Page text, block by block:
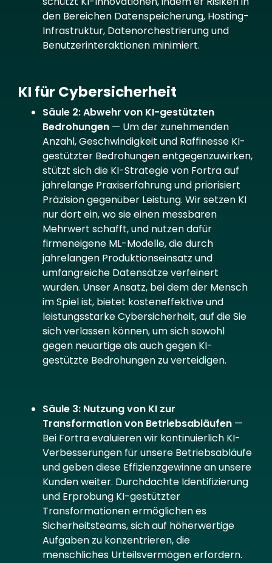
den Bereichen Datenspeicherung, Hosting-
Infrastruktur, Datenorchestrierung und
Benutzerinteraktionen minimiert.
KI für Cybersicherheit
Säule 2: Abwehr von KI-gestützten
Bedrohungen — Um der zunehmenden
Anzahl, Geschwindigkeit und Raffinesse KI-
gestützter Bedrohungen entgegenzuwirken,
stützt sich die KI-Strategie von Fortra auf
jahrelange Praxiserfahrung und priorisiert
Präzision gegenüber Leistung. Wir setzen KI
nur dort ein, wo sie einen messbaren
Mehrwert schafft, und nutzen dafür
firmeneigene ML-Modelle, die durch
jahrelangen Produktionseinsatz und
umfangreiche Datensätze verfeinert
wurden. Unser Ansatz, bei dem der Mensch
im Spiel ist, bietet kosteneffektive und
leistungsstarke Cybersicherheit, auf die Sie
sich verlassen können, um sich sowohl
gegen neuartige als auch gegen KI-
gestützte Bedrohungen zu verteidigen.
Säule 3: Nutzung von KI zur
Transformation von Betriebsabläufen —
Bei Fortra evaluieren wir kontinuierlich KI-
Verbesserungen für unsere Betriebsabläufe
und geben diese Effizienzgewinne an unsere
Kunden weiter. Durchdachte Identifizierung
und Erprobung KI-gestützter
Transformationen ermöglichen es
Sicherheitsteams, sich auf höherwertige
Aufgaben zu konzentrieren, die
menschliches Urteilsvermögen erfordern.